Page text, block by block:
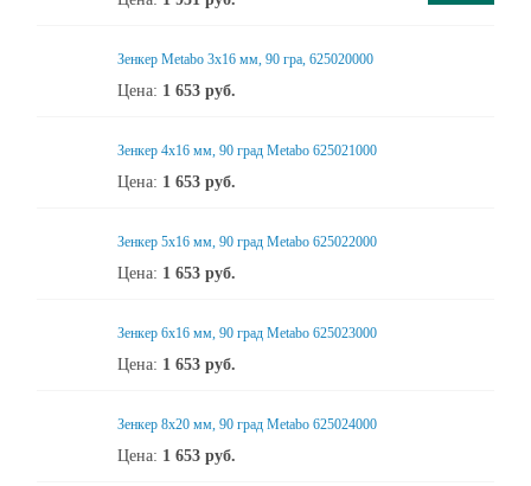
Зенкер Metabo 3x16 мм, 90 гра, 625020000
Цена: 1 653 руб.
Зенкер 4x16 мм, 90 град Metabo 625021000
Цена: 1 653 руб.
Зенкер 5x16 мм, 90 град Metabo 625022000
Цена: 1 653 руб.
Зенкер 6x16 мм, 90 град Metabo 625023000
Цена: 1 653 руб.
Зенкер 8x20 мм, 90 град Metabo 625024000
Цена: 1 653 руб.